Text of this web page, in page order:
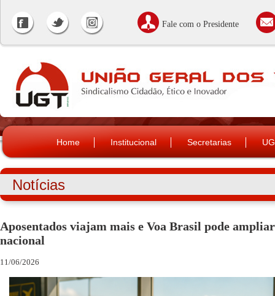
Fale com o Presidente
Home Institucional Secretarias
Notícias
Aposentados viajam mais e Voa Brasil pode
nacional
11/06/2026